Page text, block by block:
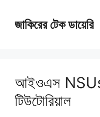
জাকিরের টেক ডায়েরি
আইওএস
টিউটোরিয়াল